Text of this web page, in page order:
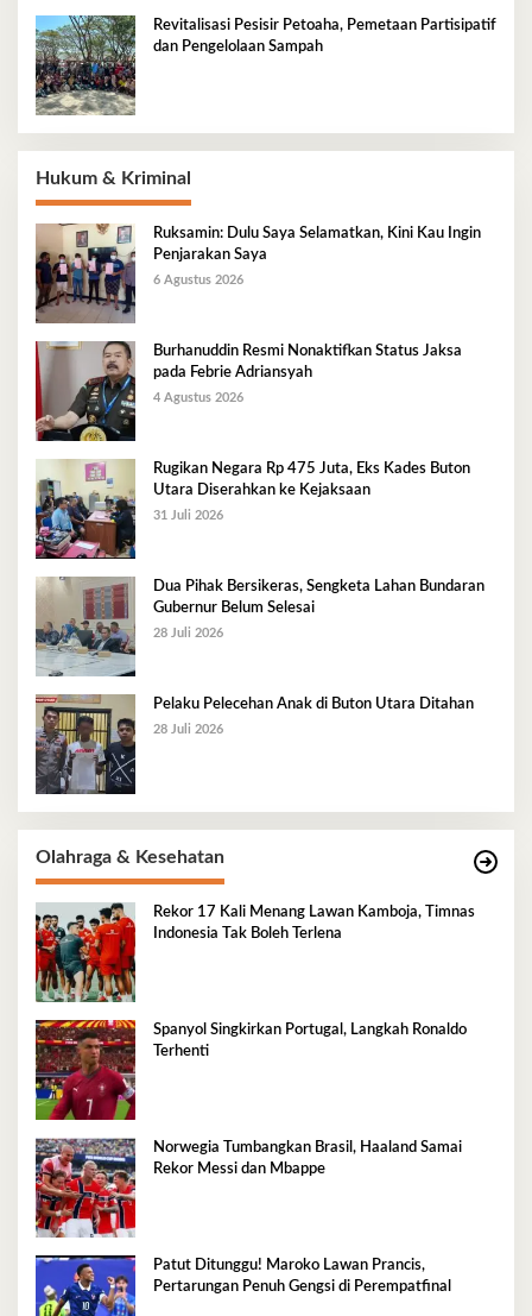
Revitalisasi Pesisir Petoaha, Pemetaan Partisipatif
dan Pengelolaan Sampah
Hukum & Kriminal
Ruksamin: Dulu Saya Selamatkan, Kini Kau Ingin
Penjarakan Saya
6 Agustus 2026
Burhanuddin Resmi Nonaktifkan Status Jaksa
pada Febrie Adriansyah
4 Agustus 2026
Rugikan Negara Rp 475 Juta, Eks Kades Buton
Utara Diserahkan ke Kejaksaan
31 Juli 2026
Dua Pihak Bersikeras, Sengketa Lahan Bundaran
Gubernur Belum Selesai
28 Juli 2026
Pelaku Pelecehan Anak di Buton Utara Ditahan
28 Juli 2026
Olahraga & Kesehatan
Rekor 17 Kali Menang Lawan Kamboja, Timnas
Indonesia Tak Boleh Terlena
Spanyol Singkirkan Portugal, Langkah Ronaldo
Terhenti
Norwegia Tumbangkan Brasil, Haaland Samai
Rekor Messi dan Mbappe
Patut Ditunggu! Maroko Lawan Prancis,
Pertarungan Penuh Gengsi di Perempatfinal